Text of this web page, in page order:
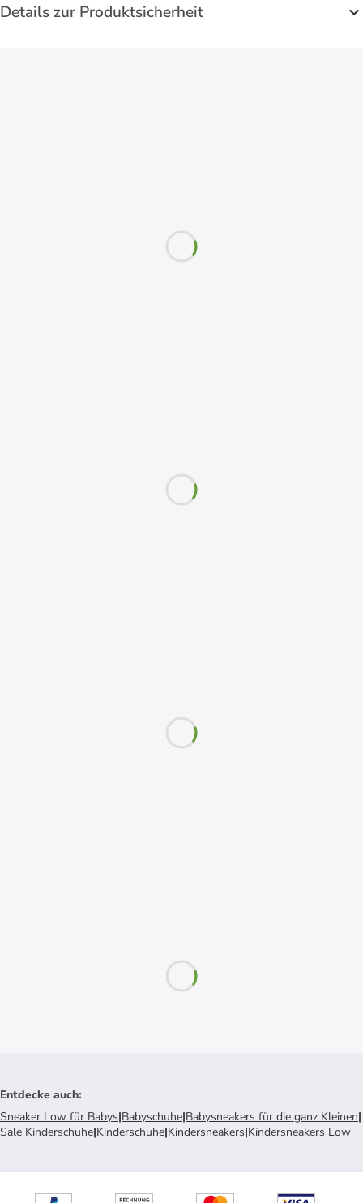
Details zur Produktsicherheit
Entdecke auch:
Sneaker Low für Babys|Babyschuhe|Babysneakers für die ganz Kleinen|
Sale Kinderschuhe|Kinderschuhe|Kindersneakers|Kindersneakers Low